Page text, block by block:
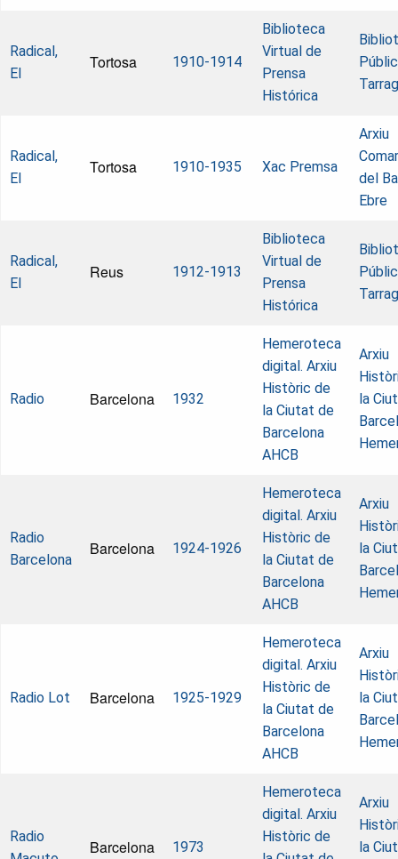
Radical,
El
Tortosa 1910-1914
Biblioteca
Virtual de
Prensa
Histórica
Radical,
El
Tortosa 1910-1935 Xac Premsa
Arxiu
del
Ebre
Radical,
El
Reus 1912-1913
Biblioteca
Virtual de
Prensa
Histórica
Radio Barcelona 1932
Hemeroteca
digital. Arxiu
Històric de
la Ciutat de
Barcelona
AHCB
Arxiu
la
Radio
Barcelona
Barcelona 1924-1926
Hemeroteca
digital. Arxiu
Històric de
la Ciutat de
Barcelona
AHCB
Arxiu
la
Radio Lot Barcelona 1925-1929
Hemeroteca
digital. Arxiu
Històric de
la Ciutat de
Barcelona
AHCB
Arxiu
la
Radio
Barcelona 1973
Hemeroteca
digital. Arxiu
Històric de
Arxiu
la